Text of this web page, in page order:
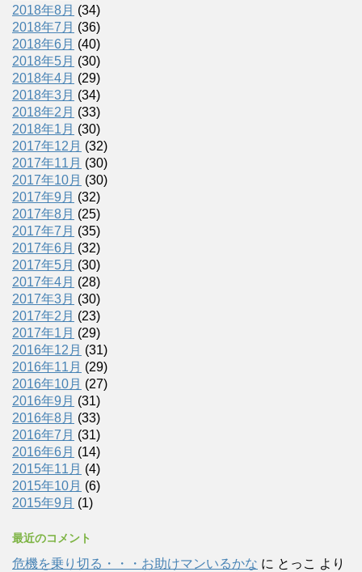
2018年8月 (34)
2018年7月 (36)
2018年6月 (40)
2018年5月 (30)
2018年4月 (29)
2018年3月 (34)
2018年2月 (33)
2018年1月 (30)
2017年12月 (32)
2017年11月 (30)
2017年10月 (30)
2017年9月 (32)
2017年8月 (25)
2017年7月 (35)
2017年6月 (32)
2017年5月 (30)
2017年4月 (28)
2017年3月 (30)
2017年2月 (23)
2017年1月 (29)
2016年12月 (31)
2016年11月 (29)
2016年10月 (27)
2016年9月 (31)
2016年8月 (33)
2016年7月 (31)
2016年6月 (14)
2015年11月 (4)
2015年10月 (6)
2015年9月 (1)
最近のコメント
危機を乗り切る・・・お助けマンいるかな に とっこ より